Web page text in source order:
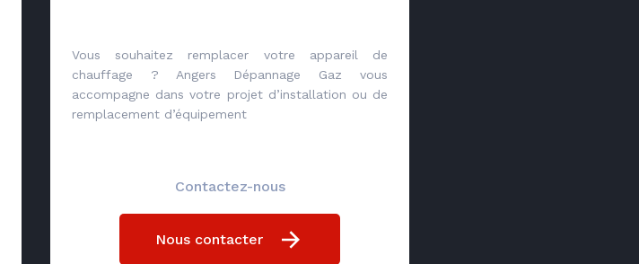
Vous souhaitez remplacer votre appareil de
chauffage ? Angers Dépannage Gaz vous
accompagne dans votre projet d’installation ou de
remplacement d’équipement
Contactez-nous
Nous contacter